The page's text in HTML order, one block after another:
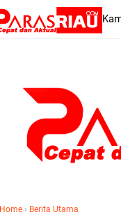
Home › Berita Utama